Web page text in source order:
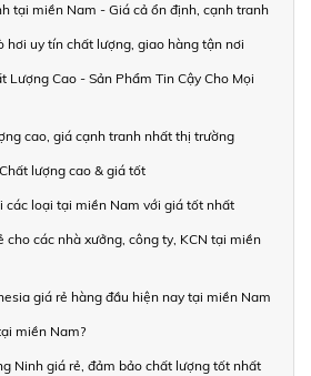
tại miền Nam - Giá cả ổn định, cạnh tranh
hơi uy tín chất lượng, giao hàng tận nơi
Lượng Cao - Sản Phẩm Tin Cậy Cho Mọi
cao, giá cạnh tranh nhất thị trường
lượng cao & giá tốt
các loại tại miền Nam với giá tốt nhất
cho các nhà xưởng, công ty, KCN tại miền
giá rẻ hàng đầu hiện nay tại miền Nam
miền Nam?
Ninh giá rẻ, đảm bảo chất lượng tốt nhất